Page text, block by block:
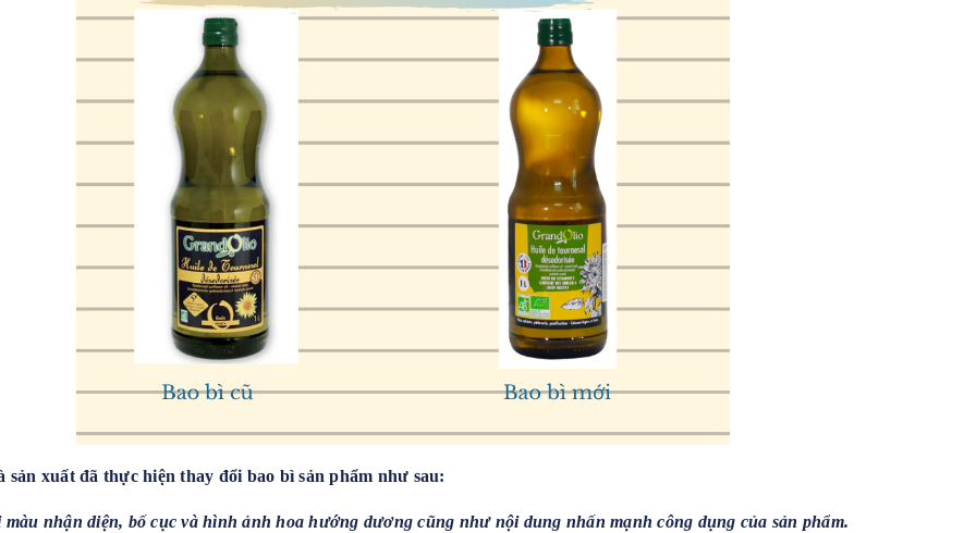
sản xuất đã thực hiện thay đổi bao bì sản phẩm như sau:
màu nhận diện, bố cục và hình ảnh hoa hướng dương cũng như nội dung nhấn mạnh công dụng của sản phẩm.